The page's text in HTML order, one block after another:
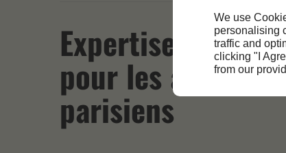
We use
personalising
traffic and
clicking "I
from our
Expertise en
pour les
parisiens